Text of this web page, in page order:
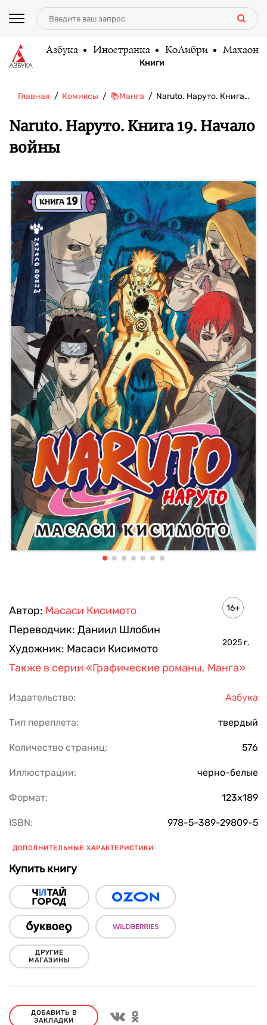
Азбука Иностранка КоЛибри Махаон
Книги
Главная Комиксы 📚Манга Naruto. Наруто. Книга…
Naruto. Наруто. Книга 19. Начало
войны
Автор: Масаси Кисимото
Переводчик: Даниил Шлобин
Художник: Масаси Кисимото
16+
2025 г.
Также в серии «Графические романы. Манга»
Издательство: Азбука
Тип переплета: твердый
Количество страниц: 576
Иллюстрации: черно-белые
Формат: 123х189
ISBN: 978-5-389-29809-5
ДОПОЛНИТЕЛЬНЫЕ ХАРАКТЕРИСТИКИ
Купить книгу
ДРУГИЕ
МАГАЗИНЫ
ДОБАВИТЬ В
ЗАКЛАДКИ